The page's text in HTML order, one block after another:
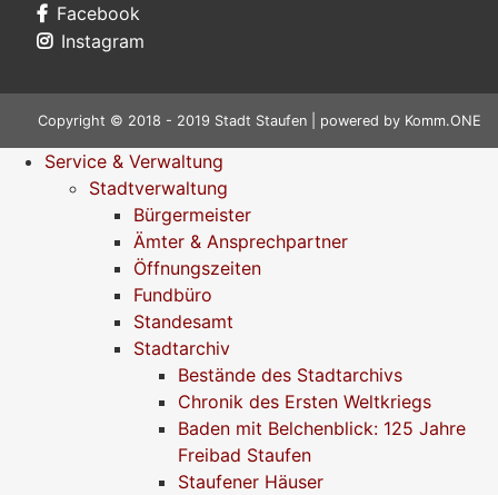
Facebook
Instagram
Copyright © 2018 - 2019 Stadt Staufen | powered by Komm.ONE
Service & Verwaltung
Stadtverwaltung
Bürgermeister
Ämter & Ansprechpartner
Öffnungszeiten
Fundbüro
Standesamt
Stadtarchiv
Bestände des Stadtarchivs
Chronik des Ersten Weltkriegs
Baden mit Belchenblick: 125 Jahre
Freibad Staufen
Staufener Häuser